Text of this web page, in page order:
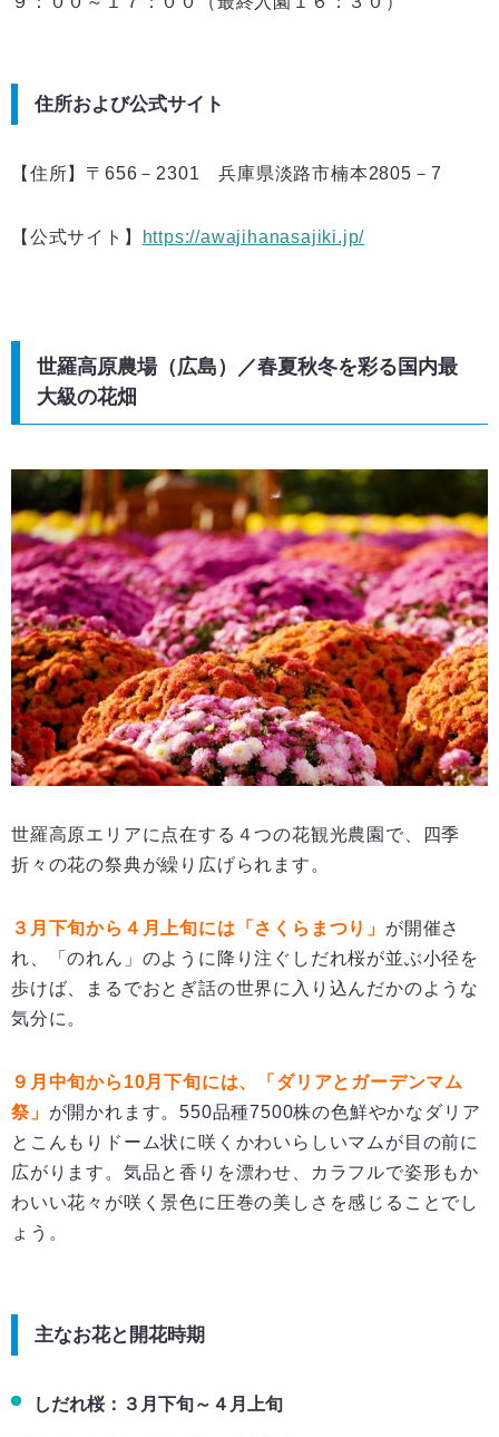
住所および公式サイト
【住所】〒656－2301 兵庫県淡路市楠本2805－7
【公式サイト】 https://awajihanasajiki.jp/
世羅高原農場（広島）／春夏秋冬を彩る国内最
大級の花畑
世羅高原エリアに点在する４つの花観光農園で、四季
折々の花の祭典が繰り広げられます。
３月下旬から４月上旬には「さくらまつり」 が開催さ
れ、「のれん」のように降り注ぐしだれ桜が並ぶ小径を
歩けば、まるでおとぎ話の世界に入り込んだかのような
気分に。
９月中旬から10月下旬には、「ダリアとガーデンマム
祭」 が開かれます。550品種7500株の色鮮やかなダリア
とこんもりドーム状に咲くかわいらしいマムが目の前に
広がります。気品と香りを漂わせ、カラフルで姿形もか
わいい花々が咲く景色に圧巻の美しさを感じることでし
ょう。
主なお花と開花時期
しだれ桜：３月下旬～４月上旬